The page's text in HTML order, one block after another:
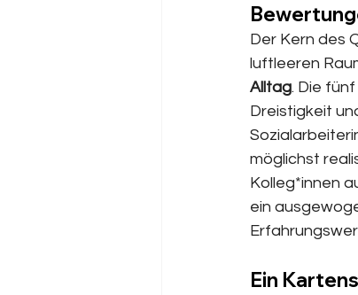
Der Kern des
luftleeren
Alltag. Die
Dreistigkeit
möglichst
Kolleg*innen
ein
Ein